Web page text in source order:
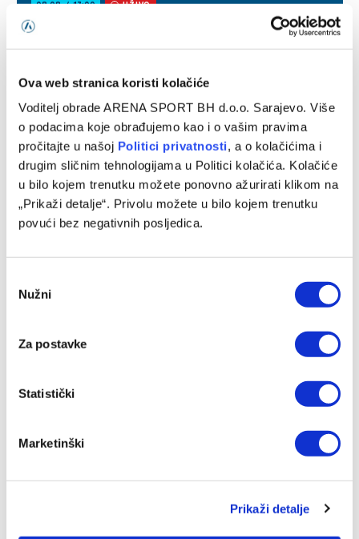
Ova web stranica koristi kolačiće
Voditelj obrade ARENA SPORT BH d.o.o. Sarajevo. Više
o podacima koje obrađujemo kao i o vašim pravima
pročitajte u našoj Politici privatnosti, a o kolačićima i
drugim sličnim tehnologijama u Politici kolačića. Kolačiće
u bilo kojem trenutku možete ponovno ažurirati klikom na
„Prikaži detalje“. Privolu možete u bilo kojem trenutku
povući bez negativnih posljedica.
Selection
Nužni
Za postavke
Statistički
Marketinški
Prikaži detalje